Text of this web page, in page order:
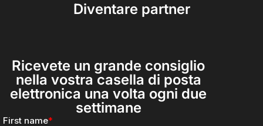
Diventare partner
Ricevete un grande consiglio
nella vostra casella di posta
elettronica una volta ogni due
settimane